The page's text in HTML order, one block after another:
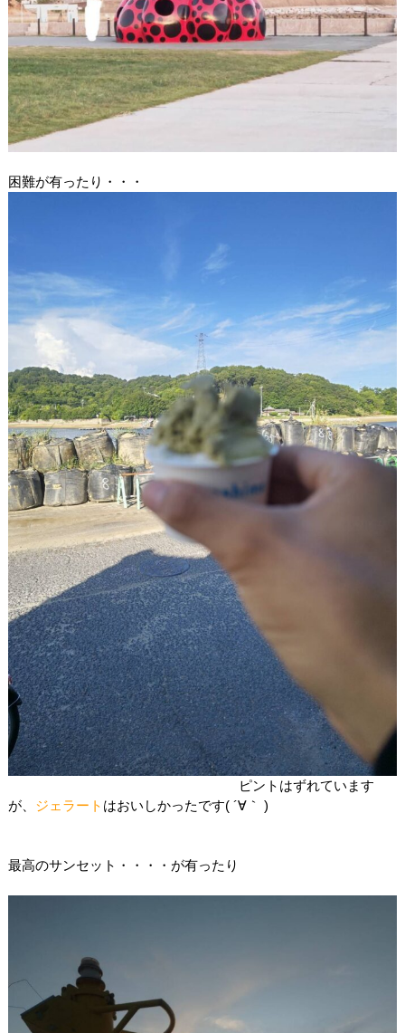
困難が有ったり・・・
ピントはずれています
が、 ジェラート はおいしかったです( ´∀｀ )
最高のサンセット・・・・が有ったり